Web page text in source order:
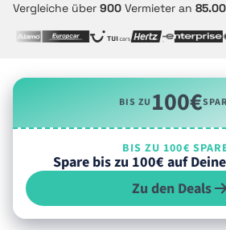
Vergleiche über 900 Vermieter an
BIS ZU100€
BIS ZU 100€
Spare bis zu 100€ auf
Zu den Deals